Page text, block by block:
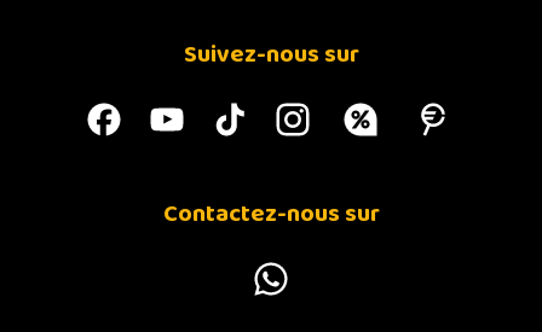
Suivez-nous sur
Contactez-nous sur